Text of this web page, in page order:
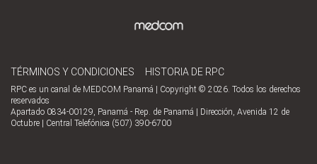
TÉRMINOS Y CONDICIONES HISTORIA DE RPC
RPC es un canal de MEDCOM Panamá | Copyright © 2026. Todos los derechos
reservados
Apartado 0834-00129, Panamá - Rep. de Panamá | Dirección, Avenida 12 de
Octubre | Central Telefónica (507) 390-6700